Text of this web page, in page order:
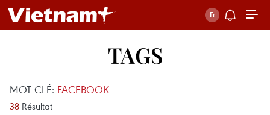
TAGS
MOT CLÉ: FACEBOOK
38 Résultat